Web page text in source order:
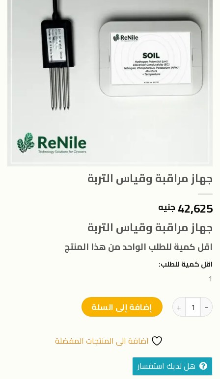
جهاز مراقبة وقياس التربة
42,625 جنيه
جهاز مراقبة وقياس التربة
اقل كمية للطلب الواحد من هذا المنتج
اقل كمية للطلب:
1
كمية جهاز مراقبة وقياس التربة
إضافة إلى السلة
اضافة الى المنتجات المفضلة
هل لديك استفسار